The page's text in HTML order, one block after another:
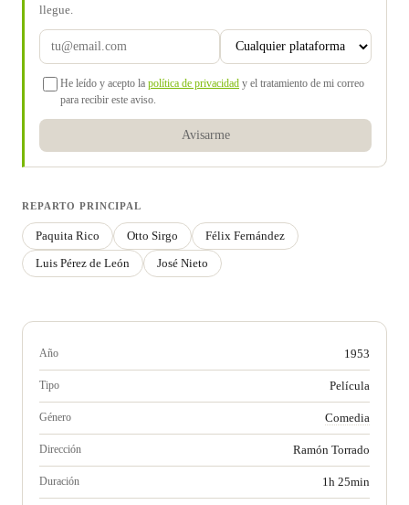
llegue.
He leído y acepto la política de privacidad y el tratamiento de mi correo
para recibir este aviso.
Avisarme
REPARTO PRINCIPAL
Paquita Rico Otto Sirgo
Félix Fernández
Luis Pérez de León
José Nieto
Año 1953
Tipo Película
Género Comedia
Dirección Ramón Torrado
Duración 1h 25min